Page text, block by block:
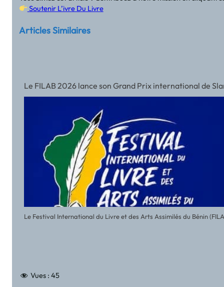
Soutenir L’ivre Du Livre
Articles Similaires
Le FILAB 2026 lance son Grand Prix international de
Le Festival International du Livre et des Arts Assimilés du Bénin
Vues : 45